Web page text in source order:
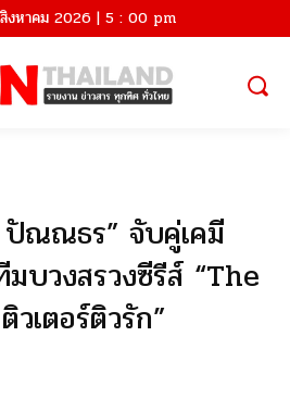
งหาคม 2026 | 5 : 00 pm
ณณธร” จับคู่เคมี
บวงสรวงซีรีส์ “The
เตอร์ติวรัก”